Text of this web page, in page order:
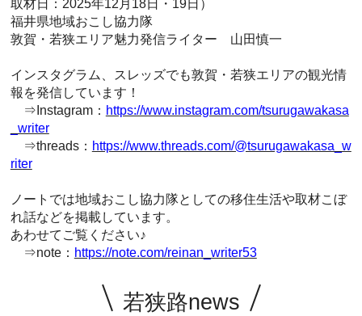
取材日：2025年12月18日・19日）
福井県地域おこし協力隊
敦賀・若狭エリア魅力発信ライター 山田慎一
インスタグラム、スレッズでも敦賀・若狭エリアの観光情
報を発信しています！
⇒Instagram： https://www.instagram.com/tsurugawakasa
_writer
⇒threads： https://www.threads.com/@tsurugawakasa_w
riter
ノートでは地域おこし協力隊としての移住生活や取材こぼ
れ話などを掲載しています。
あわせてご覧ください♪
⇒note： https://note.com/reinan_writer53
若狭路news